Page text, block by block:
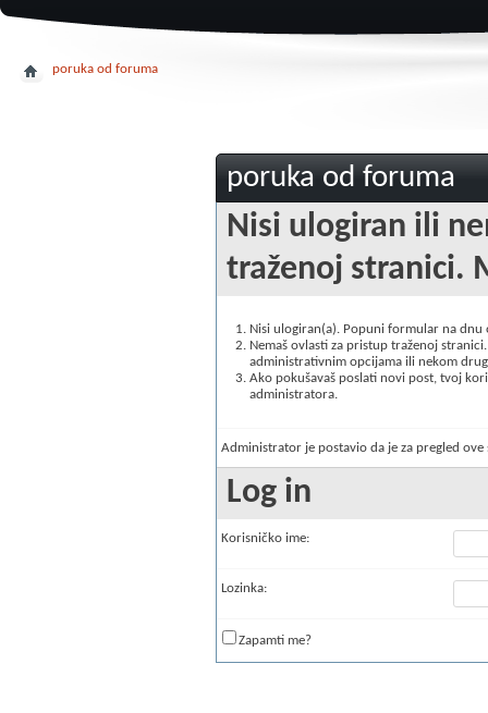
poruka od foruma
poruka od foruma
Nisi ulogiran ili
traženoj stranici.
Nisi ulogiran(a). Popuni formular na
Nemaš ovlasti za pristup traženoj
administrativnim opcijama ili nekom
Ako pokušavaš poslati novi post, tvoj
administratora.
Administrator je postavio da je za pregled
Log in
Korisničko ime:
Lozinka:
Zapamti me?